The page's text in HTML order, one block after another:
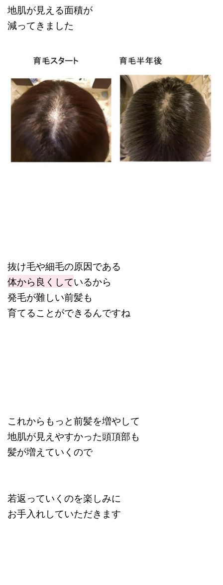
地肌が見える面積が
減ってきました
抜け毛や細毛の原因である
体から良くしているから
発毛が難しい前髪も
育てることができるんですね
これからもっと前髪を増やして
地肌が見えやすかった頭頂部も
髪が増えていくので
若返っていくのを楽しみに
お手入れしていただきます